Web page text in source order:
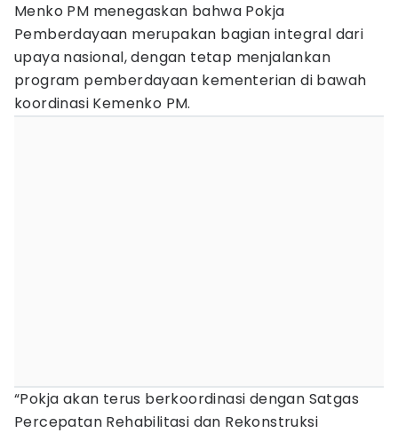
Menko PM menegaskan bahwa Pokja
Pemberdayaan merupakan bagian integral dari
upaya nasional, dengan tetap menjalankan
program pemberdayaan kementerian di bawah
koordinasi Kemenko PM.
“Pokja akan terus berkoordinasi dengan Satgas
Percepatan Rehabilitasi dan Rekonstruksi